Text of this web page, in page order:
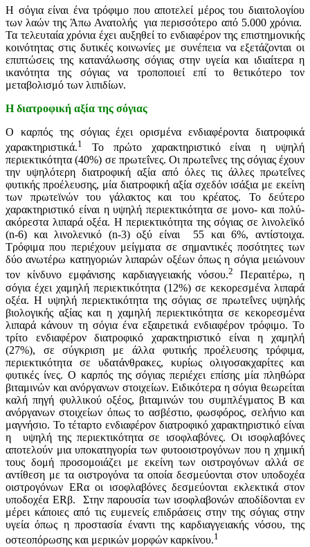
Η σόγια είναι ένα τρόφιμο που αποτελεί μέρος του διαιτολογίου
των λαών της Άπω Ανατολής για περισσότερο από 5.000 χρόνια.
Τα τελευταία χρόνια έχει αυξηθεί το ενδιαφέρον της επιστημονικής
κοινότητας στις δυτικές κοινωνίες με συνέπεια να εξετάζονται οι
επιπτώσεις της κατανάλωσης σόγιας στην υγεία και ιδιαίτερα η
ικανότητα της σόγιας να τροποποιεί επί το θετικότερο τον
μεταβολισμό των λιπιδίων.
Η διατροφική αξία της σόγιας
Ο καρπός της σόγιας έχει ορισμένα ενδιαφέροντα διατροφικά
χαρακτηριστικά.1
Το πρώτο χαρακτηριστικό είναι η υψηλή
περιεκτικότητα (40%) σε πρωτεΐνες. Οι πρωτεΐνες της σόγιας έχουν
την υψηλότερη διατροφική αξία από όλες τις άλλες πρωτεΐνες
φυτικής προέλευσης, μία διατροφική αξία σχεδόν ισάξια με εκείνη
των πρωτεϊνών του γάλακτος και του κρέατος. Το δεύτερο
χαρακτηριστικό είναι η υψηλή περιεκτικότητα σε μονο- και πολύ-
ακόρεστα λιπαρά οξέα. Η περιεκτικότητα της σόγιας σε λινολεϊκό
(n-6) και λινολενικό (n-3) οξύ είναι 55 και 6%, αντίστοιχα.
Τρόφιμα που περιέχουν μείγματα σε σημαντικές ποσότητες των
δύο ανωτέρω κατηγοριών λιπαρών οξέων όπως η σόγια μειώνουν
τον κίνδυνο εμφάνισης καρδιαγγειακής νόσου.2
Περαιτέρω, η
σόγια έχει χαμηλή περιεκτικότητα (12%) σε κεκορεσμένα λιπαρά
οξέα. Η υψηλή περιεκτικότητα της σόγιας σε πρωτεΐνες υψηλής
βιολογικής αξίας και η χαμηλή περιεκτικότητα σε κεκορεσμένα
λιπαρά κάνουν τη σόγια ένα εξαιρετικά ενδιαφέρον τρόφιμο. Το
τρίτο ενδιαφέρον διατροφικό χαρακτηριστικό είναι η χαμηλή
(27%), σε σύγκριση με άλλα φυτικής προέλευσης τρόφιμα,
περιεκτικότητα σε υδατάνθρακες, κυρίως ολιγοσακχαρίτες και
φυτικές ίνες. Ο καρπός της σόγιας περιέχει επίσης μία πληθώρα
βιταμινών και ανόργανων στοιχείων. Ειδικότερα η σόγια θεωρείται
καλή πηγή φυλλικού οξέος, βιταμινών του συμπλέγματος Β και
ανόργανων στοιχείων όπως το ασβέστιο, φωσφόρος, σελήνιο και
μαγνήσιο. Το τέταρτο ενδιαφέρον διατροφικό χαρακτηριστικό είναι
η υψηλή της περιεκτικότητα σε ισοφλαβόνες. Οι ισοφλαβόνες
αποτελούν μια υποκατηγορία των φυτοοιστρογόνων που η χημική
τους δομή προσομοιάζει με εκείνη των οιστρογόνων αλλά σε
αντίθεση με τα οιστρογόνα τα οποία δεσμεύονται στον υποδοχέα
οιστρογόνων ERα οι ισοφλαβόνες δεσμεύονται εκλεκτικά στον
υποδοχέα ERβ. Στην παρουσία των ισοφλαβονών αποδίδονται εν
μέρει κάποιες από τις ευμενείς επιδράσεις στην της σόγιας στην
υγεία όπως η προστασία έναντι της καρδιαγγειακής νόσου, της
οστεοπόρωσης και μερικών μορφών καρκίνου.1